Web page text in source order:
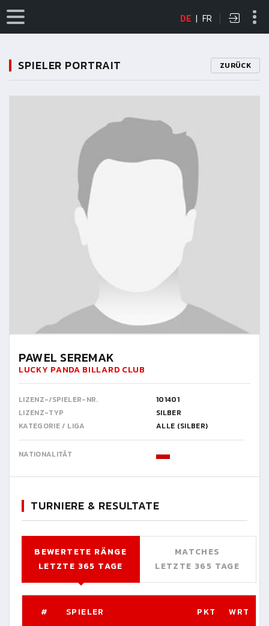
DE | FR
SPIELER PORTRAIT ZURÜCK
PAWEL SEREMAK
LUCKY PANDA BILLARD CLUB
LIZENZ-/SPIELER-NR.
101401
LIZENZ-TYP
SILBER
KATEGORIE / LIGA
ALLE (SILBER)
NATIONALITÄT
TURNIERE & RESULTATE
BEWERTETE RÄNGE
LETZTE 365 TAGE
MATCHES
LETZTE 365 TAGE
# SPIELER PKT WRT